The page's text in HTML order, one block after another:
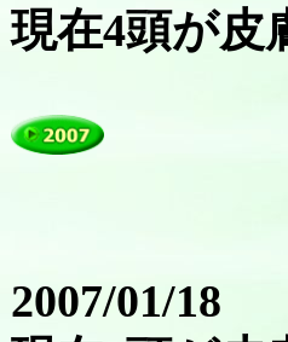
現在4頭が皮
2007/01/18